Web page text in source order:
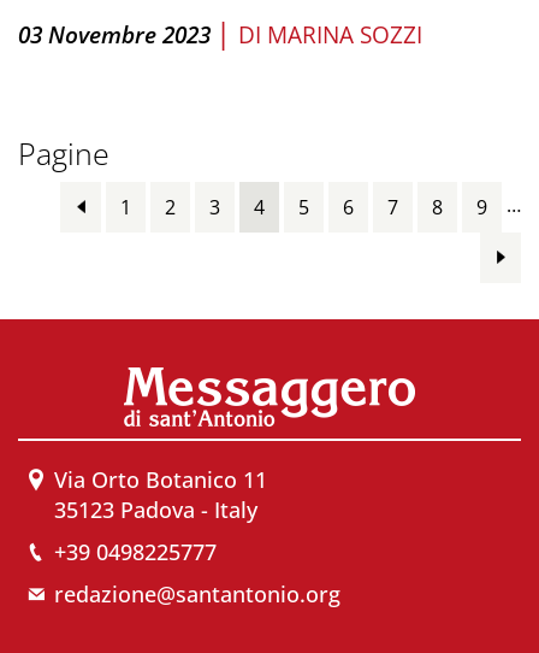
03 Novembre 2023 | DI MARINA SOZZI
Pagine
1 2 3 4 5 6 7 8 9 …
Via Orto Botanico 11
35123 Padova - Italy
+39 0498225777
redazione@santantonio.org